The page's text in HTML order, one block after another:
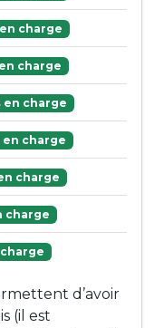
charge
charge
en charge
en charge
charge
charge
d’avoir
(il est